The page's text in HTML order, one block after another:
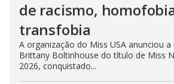
de racismo,
transfobia
A organização do Miss USA anunciou
Brittany Boltinhouse do título de Miss
2026, conquistado...